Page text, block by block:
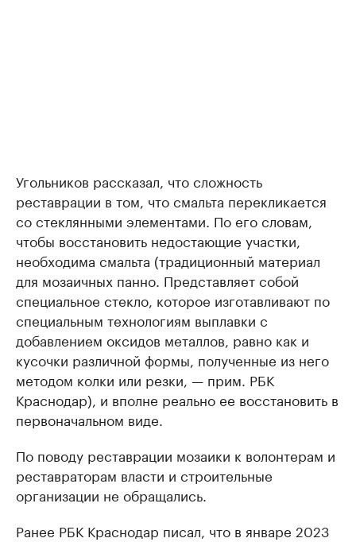
Угольников рассказал, что сложность
реставрации в том, что смальта перекликается
со стеклянными элементами. По его словам,
чтобы восстановить недостающие участки,
необходима смальта (традиционный материал
для мозаичных панно. Представляет собой
специальное стекло, которое изготавливают по
специальным технологиям выплавки с
добавлением оксидов металлов, равно как и
кусочки различной формы, полученные из него
методом колки или резки, — прим. РБК
Краснодар), и вполне реально ее восстановить в
первоначальном виде.
По поводу реставрации мозаики к волонтерам и
реставраторам власти и строительные
организации не обращались.
Ранее РБК Краснодар писал, что в январе 2023